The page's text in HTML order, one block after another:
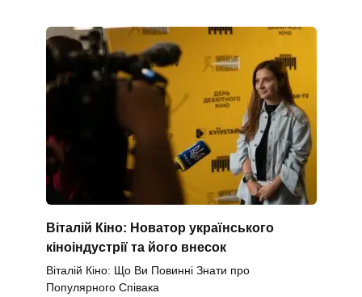
Віталій Кіно: Новатор українського
кіноіндустрії та його внесок
Віталій Кіно: Що Ви Повинні Знати про
Популярного Співака